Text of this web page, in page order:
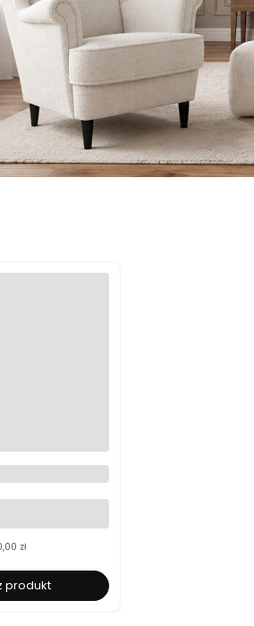
120x200
stelażem i
produkcja
zł
produkt